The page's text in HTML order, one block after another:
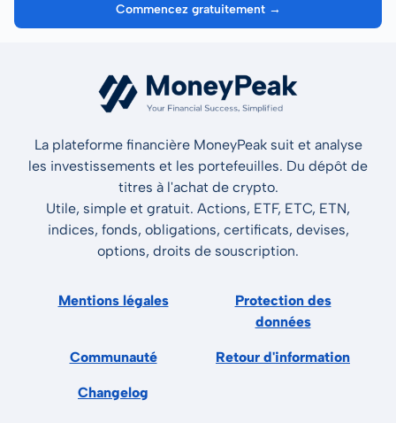
Commencez gratuitement →
La plateforme financière MoneyPeak suit et analyse
les investissements et les portefeuilles. Du dépôt de
titres à l'achat de crypto.
Utile, simple et gratuit. Actions, ETF, ETC, ETN,
indices, fonds, obligations, certificats, devises,
options, droits de souscription.
Mentions légales
Protection des
données
Communauté Retour d'information
Changelog